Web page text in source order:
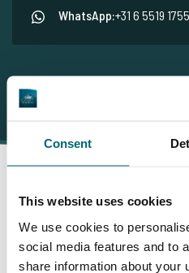
Consent
This website uses cookies
We use cookies to
social media features and to
share information about your
WhatsApp:+31 6 5519 1755
Darum
Carp